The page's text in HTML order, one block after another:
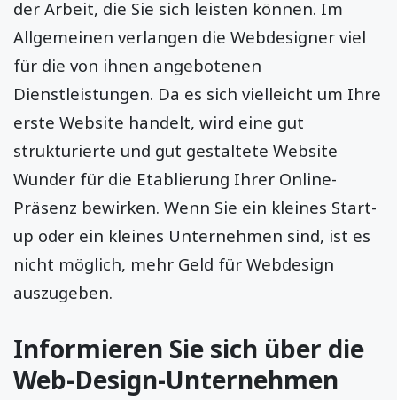
der Arbeit, die Sie sich leisten können. Im
Allgemeinen verlangen die Webdesigner viel
für die von ihnen angebotenen
Dienstleistungen. Da es sich vielleicht um Ihre
erste Website handelt, wird eine gut
strukturierte und gut gestaltete Website
Wunder für die Etablierung Ihrer Online-
Präsenz bewirken. Wenn Sie ein kleines Start-
up oder ein kleines Unternehmen sind, ist es
nicht möglich, mehr Geld für Webdesign
auszugeben.
Informieren Sie sich über die
Web-Design-Unternehmen